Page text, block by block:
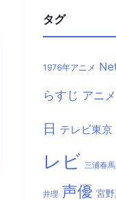
タグ
1976年アニメ
らすじ アニメ
日 テレビ東京
レビ 三浦春馬
井理 声優 宮